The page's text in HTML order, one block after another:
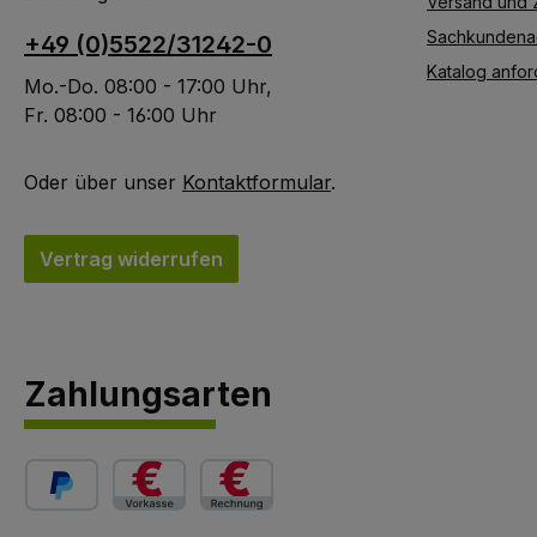
geringer Anteil fester
und gesunder Äste ist
Bestandteil des
Holz können im
geschnittene Form
verändern."ab Werk
+49 (0)5522/31242-0
Mo.-Do. 08:00 - 17:00 Uhr,
Fr. 08:00 - 16:00 Uhr
Oder über unser Kontaktformular.
Vertrag widerrufen
Katalog
Zahlungsarten